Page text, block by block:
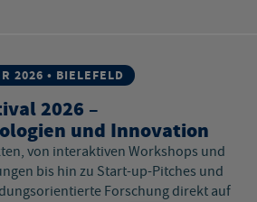
2026 • BIELEFELD
2026 –
und Innovation
von interaktiven Workshops und
bis hin zu Start-up-Pitches und
Forschung direkt auf